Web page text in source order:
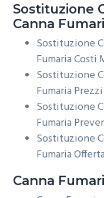
Sostituzione
Canna
Sostituzione
Fumaria Costi
Sostituzione
Fumaria
Sostituzione
Fumaria
Sostituzione
Fumaria
Canna